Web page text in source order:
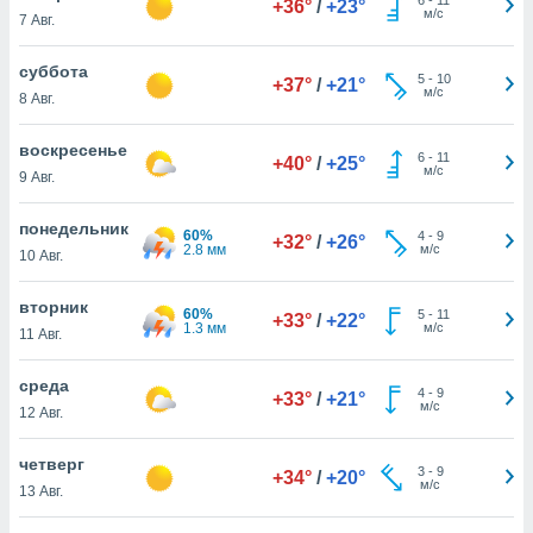
действия
рекламу
нашей
cookie
cookie
в
нашего
7 Авг.
+36° / +23°
м/с
суббота
8 Авг.
+37° / +21° 5- 10
м/с
воскресенье
9 Авг.
+40° / +25° 6- 11
м/с
понедельник
10 Авг.
60%
2.8 мм
+32° / +26° 4- 9
м/с
вторник
11 Авг.
60%
1.3 мм
+33° / +22° 5- 11
м/с
среда
12 Авг.
+33° / +21° 4- 9
м/с
четверг
13 Авг.
+34° / +20° 3- 9
м/с